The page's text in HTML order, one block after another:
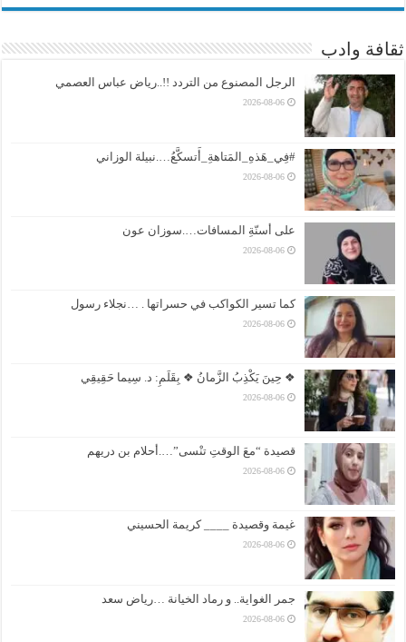
ثقافة وادب
الرجل المصنوع من التردد !!..رياض عباس العصمي
2026-08-06
#فِي_هَذهِ_المَتاهةِ_أَتسكَّعُ….نبيلة الوزاني
2026-08-06
على أسنّةِ المسافات….سوزان عون
2026-08-06
كما تسير الكواكب في حسراتها . …نجلاء رسول
2026-08-06
❖ حِينَ يَكْذِبُ الزَّمانُ ❖ بِقَلَمِ: د. سِيما حَقِيقِي
2026-08-06
قصيدة “معَ الوقتِ تنْسى”….أحلام بن دريهم
2026-08-06
غيمة وقصيدة ____ كريمة الحسيني
2026-08-06
جمر الغواية.. و رماد الخيانة …رياض سعد
2026-08-06